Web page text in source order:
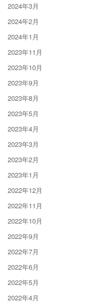
2024年3月
2024年2月
2024年1月
2023年11月
2023年10月
2023年9月
2023年8月
2023年5月
2023年4月
2023年3月
2023年2月
2023年1月
2022年12月
2022年11月
2022年10月
2022年9月
2022年7月
2022年6月
2022年5月
2022年4月